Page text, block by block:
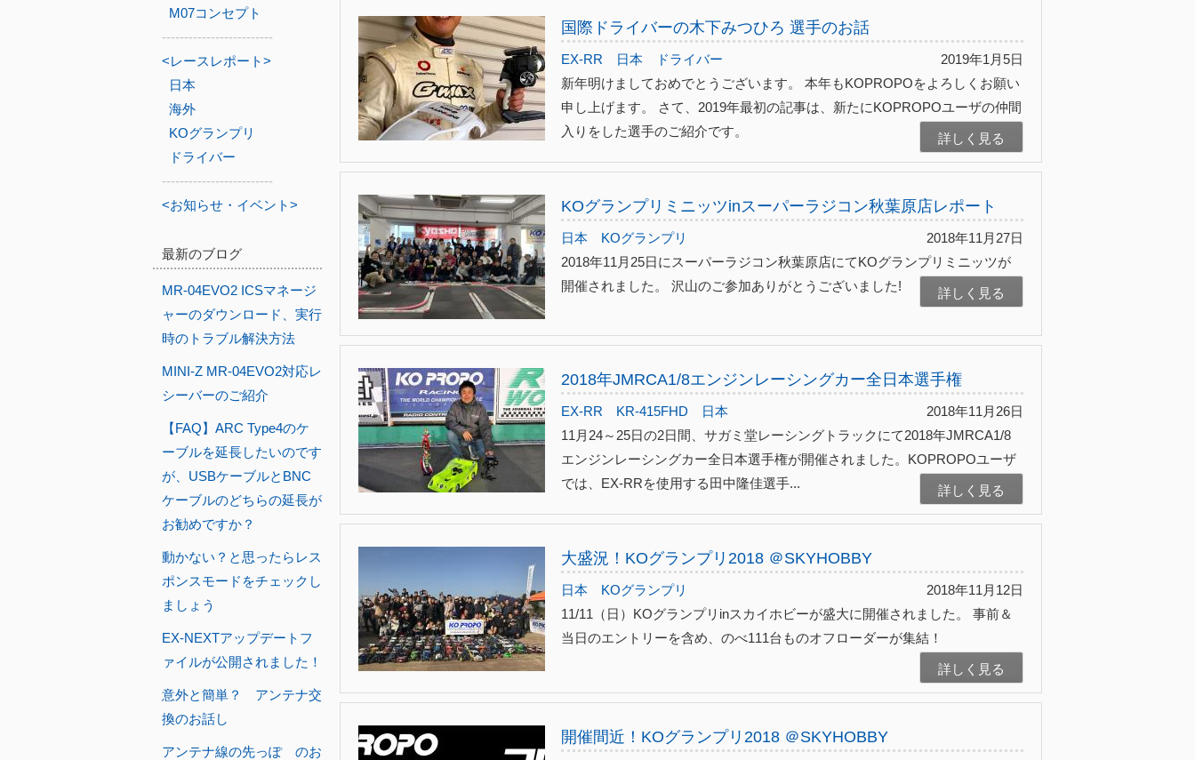
国際ドライバーの木下みつひろ 選手のお話
2019年1月5日
EX-RR 日本
ドライバー
新年明けましておめでとうございます。 本年もKOPROPOをよろしくお願い
申し上げます。 さて、2019年最初の記事は、新たにKOPROPOユーザの仲間
入りをした選手のご紹介です。
詳しく見る
KOグランプリミニッツinスーパーラジコン秋葉原店レポート
2018年11月27日
日本
KOグランプリ
2018年11月25日にスーパーラジコン秋葉原店にてKOグランプリミニッツが
開催されました。 沢山のご参加ありがとうございました!
詳しく見る
2018年JMRCA1/8エンジンレーシングカー全日本選手権
2018年11月26日
EX-RR KR-415FHD
日本
11月24～25日の2日間、サガミ堂レーシングトラックにて2018年JMRCA1/8
エンジンレーシングカー全日本選手権が開催されました。KOPROPOユーザ
では、EX-RRを使用する田中隆佳選手...
詳しく見る
大盛況！KOグランプリ2018 ＠SKYHOBBY
2018年11月12日
日本
KOグランプリ
11/11（日）KOグランプリinスカイホビーが盛大に開催されました。 事前＆
当日のエントリーを含め、のべ111台ものオフローダーが集結！
詳しく見る
開催間近！KOグランプリ2018 ＠SKYHOBBY
M07コンセプト
-------------------------
<レースレポート>
日本
海外
KOグランプリ
ドライバー
-------------------------
<お知らせ・イベント>
最新のブログ
MR-04EVO2 ICSマネージ
ャーのダウンロード、実行
時のトラブル解決方法
MINI-Z MR-04EVO2対応レ
シーバーのご紹介
【FAQ】ARC Type4のケ
ーブルを延長したいのです
が、USBケーブルとBNC
ケーブルのどちらの延長が
お勧めですか？
動かない？と思ったらレス
ポンスモードをチェックし
ましょう
EX-NEXTアップデートフ
ァイルが公開されました！
意外と簡単？ アンテナ交
換のお話し
アンテナ線の先っぽ のお